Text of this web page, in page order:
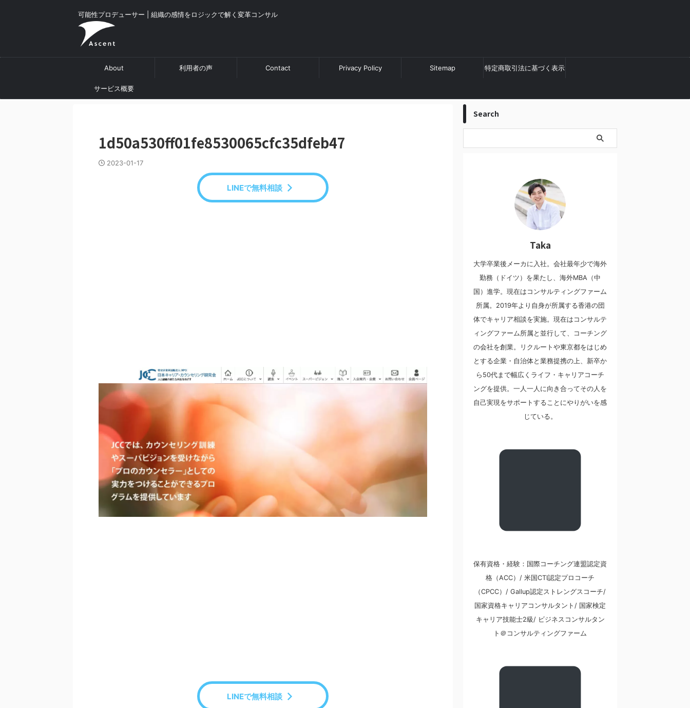
可能性プロデューサー | 組織の感情をロジックで解く変革コンサル
About 利用者の声 Contact Privacy Policy Sitemap 特定商取引法に基づく表示
サービス概要
1d50a530ff01fe8530065cfc35dfeb47
2023-01-17
LINEで無料相談
LINEで無料相談
Search
Taka
大学卒業後メーカに入社。会社最年少で海外
勤務（ドイツ）を果たし、海外MBA（中
国）進学。現在はコンサルティングファーム
所属。2019年より自身が所属する香港の団
体でキャリア相談を実施。現在はコンサルテ
ィングファーム所属と並行して、コーチング
の会社を創業。リクルートや東京都をはじめ
とする企業・自治体と業務提携の上、新卒か
ら50代まで幅広くライフ・キャリアコーチ
ングを提供。一人一人に向き合ってその人を
自己実現をサポートすることにやりがいを感
じている。
保有資格・経験：国際コーチング連盟認定資
格（ACC）/ 米国CTI認定プロコーチ
（CPCC）/ Gallup認定ストレングスコーチ/
国家資格キャリアコンサルタント/ 国家検定
キャリア技能士2級/ ビジネスコンサルタン
ト＠コンサルティングファーム